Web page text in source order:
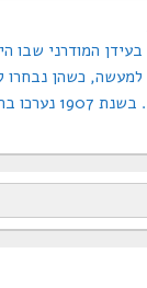
המודרני שבו
כשהן נבחרו
הייתה מדינה